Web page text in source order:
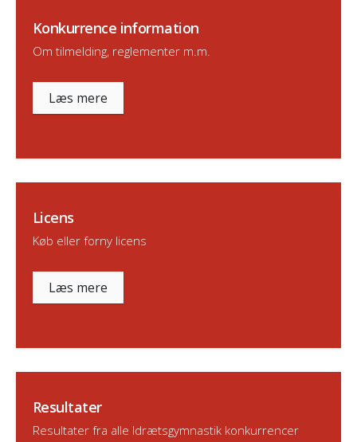
Konkurrence information
Om tilmelding, reglementer m.m.
Læs mere
Licens
Køb eller forny licens
Læs mere
Resultater
Resultater fra alle Idrætsgymnastik konkurrencer